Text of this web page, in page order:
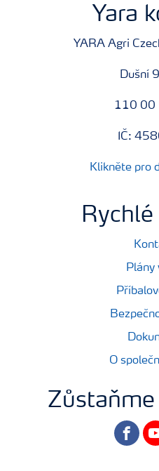
Yara
YARA Agri
Dušní
110 00
IČ:
Klikněte pro
Rychlé
Plány
O